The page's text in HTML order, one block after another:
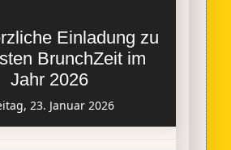
Einladung zu
BrunchZeit im
Jahr 2026
23. Januar 2026